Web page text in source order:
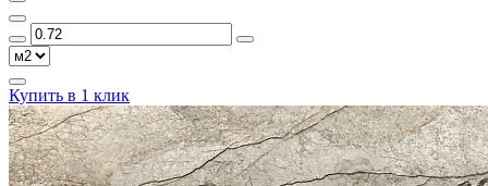
Купить в 1 клик